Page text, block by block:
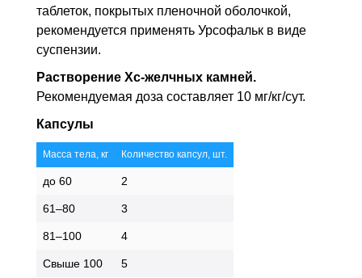
таблеток, покрытых пленочной оболочкой,
рекомендуется применять Урсофальк в виде
суспензии.
Растворение Хс-желчных камней.
Рекомендуемая доза составляет 10 мг/кг/сут.
Капсулы
Масса тела, кг Количество капсул, шт.
до 60 2
61–80 3
81–100 4
Свыше 100 5